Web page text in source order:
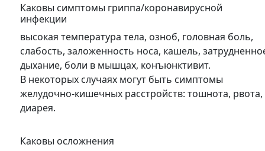
Каковы симптомы гриппа/коронавирусной
инфекции
высокая температура тела, озноб, головная боль,
слабость, заложенность носа, кашель,
дыхание, боли в мышцах, конъюнктивит.
В некоторых случаях могут быть симптомы
желудочно-кишечных расстройств: тошнота, рвота,
диарея.
Каковы осложнения